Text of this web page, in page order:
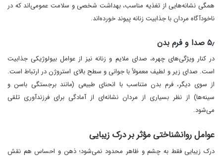
همگی نشانه‌هایی از تغذیه مناسب، بهداشت شخصی و سلامت عمومی‌اند که در
ناخودآگاه مردان با جذابیت زنانه پیوند خورده‌اند.
۵٫ صدا و فرم بدن
در کنار ویژگی‌های چهره، صدای ملایم و زنانه نیز از عوامل بیولوژیکی جذابیت
است. صدای زیر و لطیف معمولاً با جوانی و سطح بالای استروژن در ارتباط است.
از سوی دیگر، فرم بدن متناسب با انحنای طبیعی (مانند برجستگی باسن و
سینه‌ها) از نظر بسیاری از مردان نشانه‌ای از آمادگی برای فرزندآوری تلقی
می‌شود.
عوامل روانشناختی مؤثر بر درک زیبایی
درک زیبایی فقط به چشم و ظاهر محدود نمی‌شود؛ ذهن و احساس هم نقش